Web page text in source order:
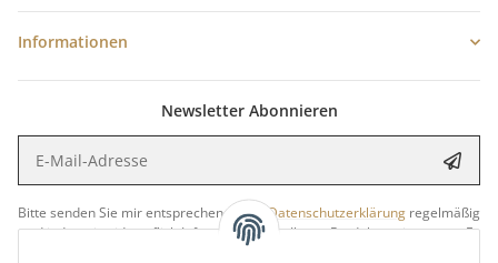
Informationen
Newsletter Abonnieren
Bitte senden Sie mir entsprechend IhrerDatenschutzerklärung regelmäßig
und jederzeit widerruflich Informationen zu Ihrem Produktsortiment per E-
Mail zu.